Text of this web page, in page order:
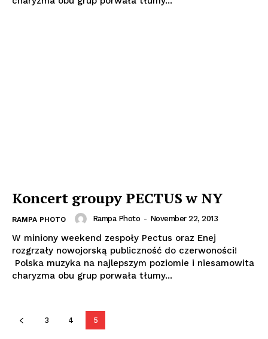
Koncert groupy PECTUS w NY
RAMPA PHOTO Rampa Photo - November 22, 2013
W miniony weekend zespoły Pectus oraz Enej
rozgrzały nowojorską publiczność do czerwoności!
Polska muzyka na najlepszym poziomie i niesamowita
charyzma obu grup porwała tłumy...
3 4 5